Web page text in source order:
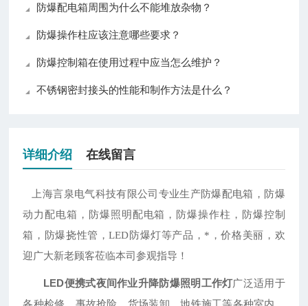
防爆配电箱周围为什么不能堆放杂物？
防爆操作柱应该注意哪些要求？
防爆控制箱在使用过程中应当怎么维护？
不锈钢密封接头的性能和制作方法是什么？
详细介绍 在线留言
上海言泉电气科技有限公司专业生产防爆配电箱，防爆
动力配电箱，防爆照明配电箱，防爆操作柱，防爆控制
箱，防爆挠性管，LED防爆灯等产品，*，价格美丽，欢
迎广大新老顾客莅临本司参观指导！
LED便携式夜间作业升降防爆照明工作灯广泛适用于